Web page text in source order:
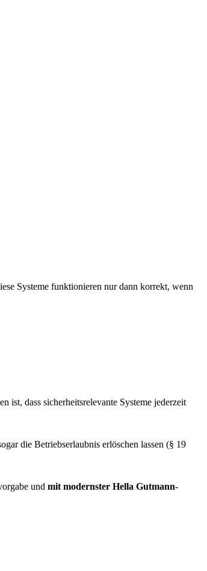
Systeme funktionieren nur dann korrekt, wenn
ist, dass sicherheitsrelevante Systeme jederzeit
die Betriebserlaubnis erlöschen lassen (§ 19
und mit modernster Hella Gutmann-